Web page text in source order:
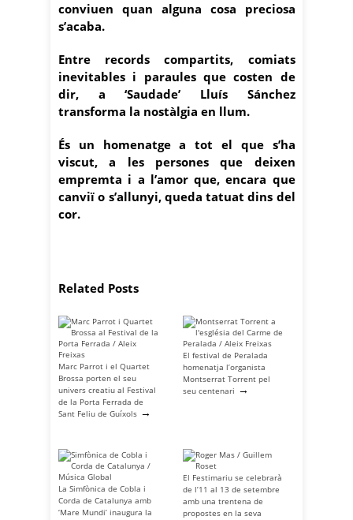
conviuen quan alguna cosa preciosa
s’acaba.
Entre records compartits, comiats
inevitables i paraules que costen de
dir, a ‘Saudade’ Lluís Sánchez
transforma la nostàlgia en llum.
És un homenatge a tot el que s’ha
viscut, a les persones que deixen
empremta i a l’amor que, encara que
canviï o s’allunyi, queda tatuat dins del
cor.
Related Posts
Marc Parrot i el Quartet
Brossa porten el seu
univers creatiu al Festival
de la Porta Ferrada de
Sant Feliu de Guíxols →
El festival de Peralada
homenatja l’organista
Montserrat Torrent pel
seu centenari →
La Simfònica de Cobla i
Corda de Catalunya amb
‘Mare Mundi’ inaugura la
El Festimariu se celebrarà
de l’11 al 13 de setembre
amb una trentena de
propostes en la seva